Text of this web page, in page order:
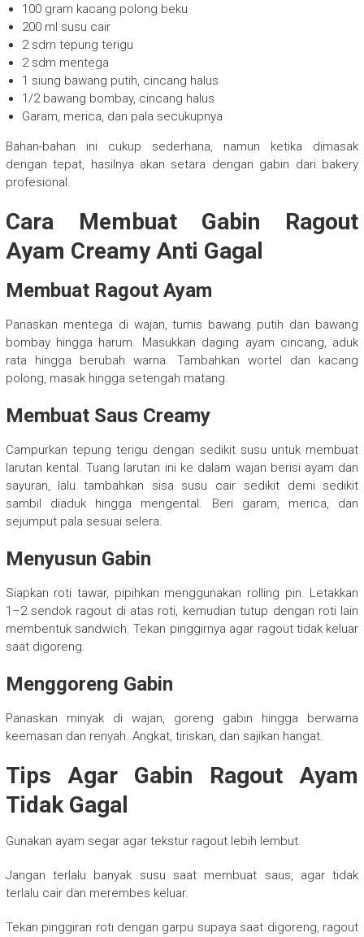
100 gram kacang polong beku
200 ml susu cair
2 sdm tepung terigu
2 sdm mentega
1 siung bawang putih, cincang halus
1/2 bawang bombay, cincang halus
Garam, merica, dan pala secukupnya
Bahan-bahan ini cukup sederhana, namun ketika dimasak
dengan tepat, hasilnya akan setara dengan gabin dari bakery
profesional.
Cara Membuat Gabin Ragout
Ayam Creamy Anti Gagal
Membuat Ragout Ayam
Panaskan mentega di wajan, tumis bawang putih dan bawang
bombay hingga harum. Masukkan daging ayam cincang, aduk
rata hingga berubah warna. Tambahkan wortel dan kacang
polong, masak hingga setengah matang.
Membuat Saus Creamy
Campurkan tepung terigu dengan sedikit susu untuk membuat
larutan kental. Tuang larutan ini ke dalam wajan berisi ayam dan
sayuran, lalu tambahkan sisa susu cair sedikit demi sedikit
sambil diaduk hingga mengental. Beri garam, merica, dan
sejumput pala sesuai selera.
Menyusun Gabin
Siapkan roti tawar, pipihkan menggunakan rolling pin. Letakkan
1–2 sendok ragout di atas roti, kemudian tutup dengan roti lain
membentuk sandwich. Tekan pinggirnya agar ragout tidak keluar
saat digoreng.
Menggoreng Gabin
Panaskan minyak di wajan, goreng gabin hingga berwarna
keemasan dan renyah. Angkat, tiriskan, dan sajikan hangat.
Tips Agar Gabin Ragout Ayam
Tidak Gagal
Gunakan ayam segar agar tekstur ragout lebih lembut.
Jangan terlalu banyak susu saat membuat saus, agar tidak
terlalu cair dan merembes keluar.
Tekan pinggiran roti dengan garpu supaya saat digoreng, ragout